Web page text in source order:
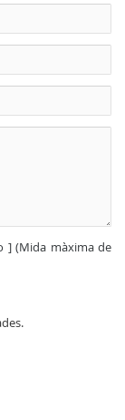
] (Mida màxima de